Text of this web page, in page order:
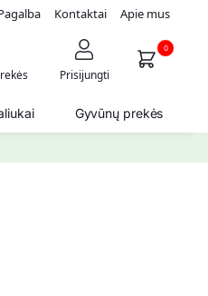
Kontaktai Apie mus
Prisijungti
0
Gyvūnų prekės